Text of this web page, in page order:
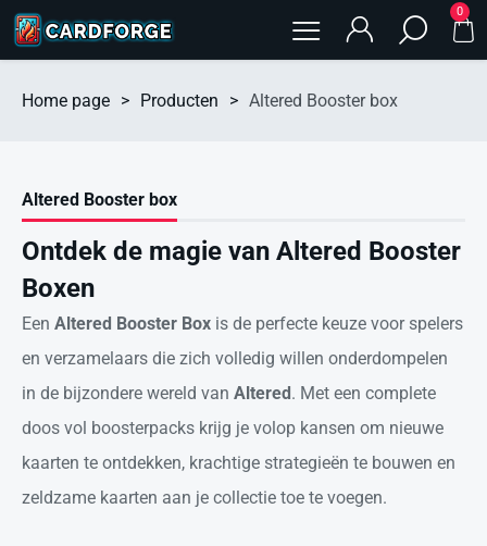
0
Home page > Producten > Altered Booster box
Altered Booster box
Ontdek de magie van Altered Booster
Boxen
Een Altered Booster Box is de perfecte keuze voor spelers
en verzamelaars die zich volledig willen onderdompelen
in de bijzondere wereld van Altered . Met een complete
doos vol boosterpacks krijg je volop kansen om nieuwe
kaarten te ontdekken, krachtige strategieën te bouwen en
zeldzame kaarten aan je collectie toe te voegen.